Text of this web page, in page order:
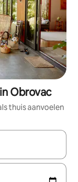
Obrovac
thuis aanvoelen
maak je een keuze